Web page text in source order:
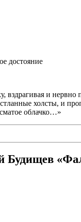
достояние
вздрагивая и
холсты, и
облачко…»
Будищев